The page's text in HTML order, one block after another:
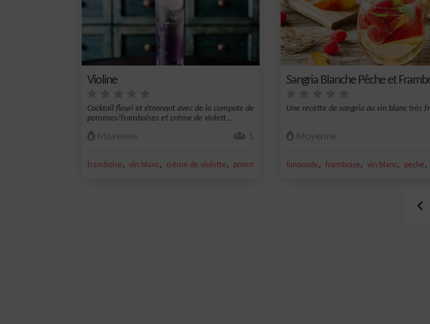
Violine
Cocktail fleuri et étonnant avec de la compote de
pommes/framboises et crème de violett...
Moyenne 1
framboise, vin blanc, crème de violette, pomme vin blanc sec
Sangria Blanche Pêche et
Une recette de sangria au vin blanc très
Moyenne
limonade, framboise, vin blanc, peche,